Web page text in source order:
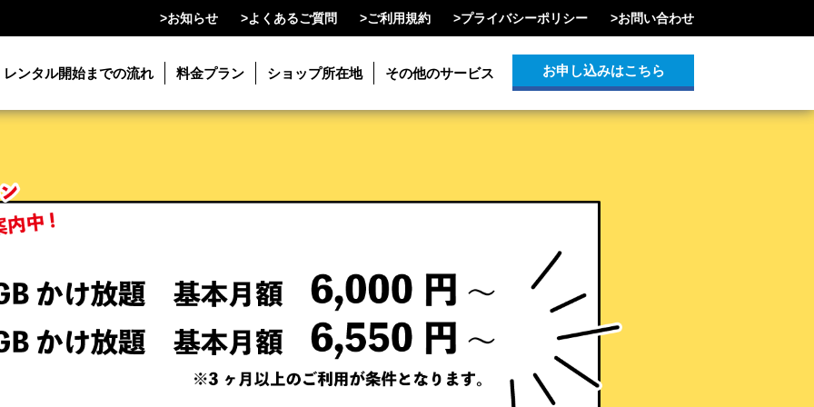
>お知らせ >よくあるご質問 >ご利用規約 >プライバシーポリシー >お問い合わせ
レンタル開始までの流れ 料金プラン ショップ所在地 その他のサービス お申し込みはこちら